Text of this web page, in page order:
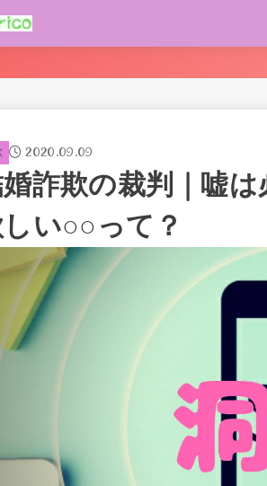
2020.09.09
詐欺の裁判｜嘘
い○○って？